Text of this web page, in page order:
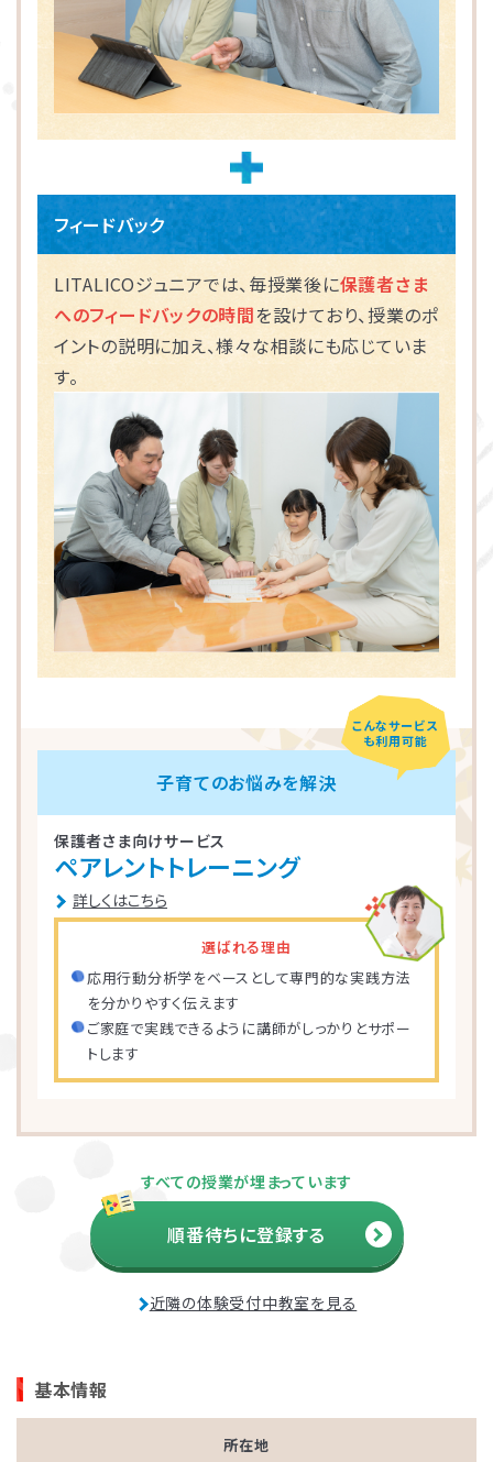
フィードバック
LITALICOジュニアでは、毎授業後に保護者さま
へのフィードバックの時間を設けており、授業のポ
イントの説明に加え、様々な相談にも応じていま
す。
こんなサービス
も利用可能
子育てのお悩みを解決
保護者さま向けサービス
ペアレントトレーニング
詳しくはこちら
選ばれる理由
応用行動分析学をベースとして専門的な実践方法
を分かりやすく伝えます
ご家庭で実践できるように講師がしっかりとサポー
トします
すべての授業が埋まっています
順番待ちに登録する
近隣の体験受付中教室を見る
基本情報
所在地